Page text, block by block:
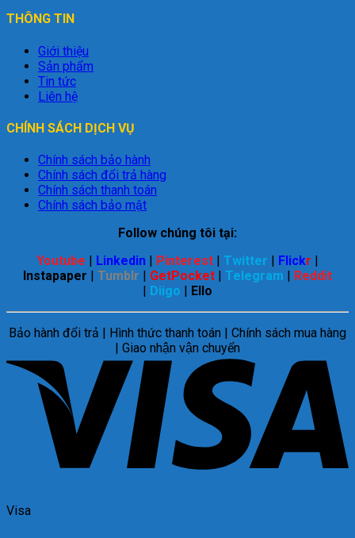
THÔNG TIN
Giới thiệu
Sản phẩm
Tin tức
Liên hệ
CHÍNH SÁCH DỊCH VỤ
Chính sách bảo hành
Chính sách đổi trả hàng
Chính sách thanh toán
Chính sách bảo mật
Follow chúng tôi tại:
Youtube
Linkedin Pinterest Twitter Flickr
Instapaper
Tumblr GetPocket Telegram
Reddit
Diigo Ello
Bảo hành đổi trả | Hình thức thanh toán | Chính sách mua hàng
| Giao nhận vận chuyển
Visa